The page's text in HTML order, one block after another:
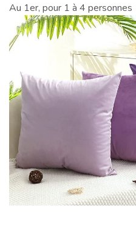
Au 1er, pour 1 à 4 personnes